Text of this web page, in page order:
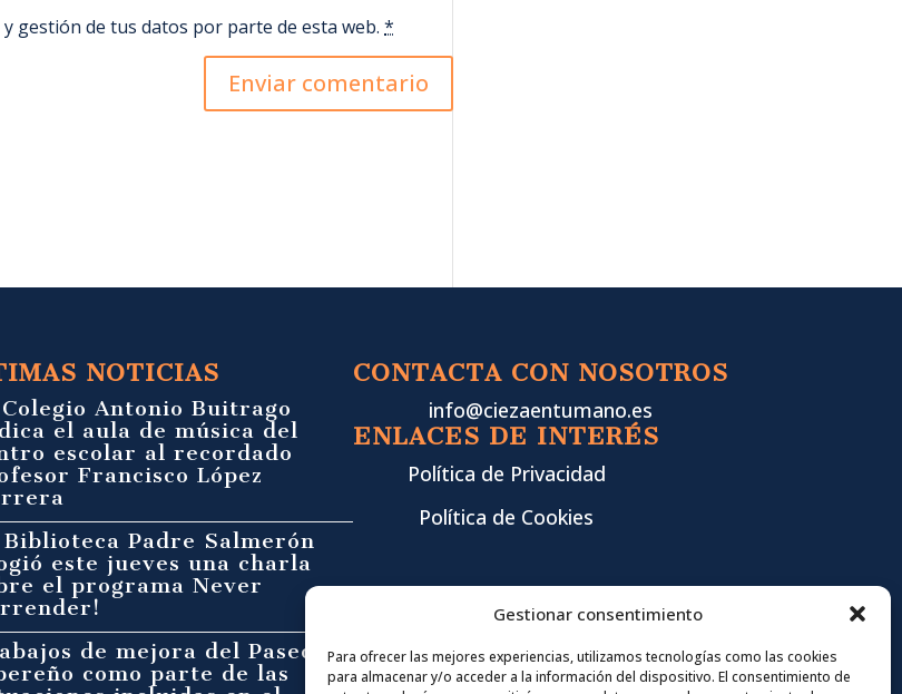
Gestionar consentimiento
Para ofrecer las mejores experiencias, utilizamos tecnologías como las cookies
para almacenar y/o acceder a la información del dispositivo. El consentimiento de
gestión de tus datos por parte de esta web.*
NOTICIAS
Antonio Buitrago
el aula de música del
escolar al recordado
Francisco López
Biblioteca Padre Salmerón
este jueves una charla
el programa Never
de mejora del Paseo
como parte de las
CONTACTA CON NOSOTROS
info@ciezaentumano.es
ENLACES DE INTERÉS
Política de Privacidad
Política de Cookies